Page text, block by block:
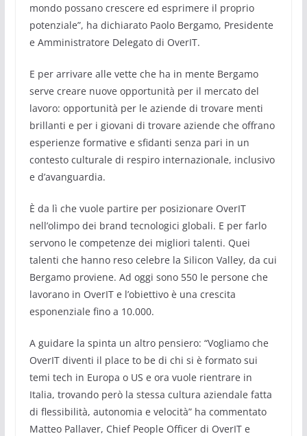
mondo possano crescere ed esprimere il proprio
potenziale”, ha dichiarato Paolo Bergamo, Presidente
e Amministratore Delegato di OverIT.
E per arrivare alle vette che ha in mente Bergamo
serve creare nuove opportunità per il mercato del
lavoro: opportunità per le aziende di trovare menti
brillanti e per i giovani di trovare aziende che offrano
esperienze formative e sfidanti senza pari in un
contesto culturale di respiro internazionale, inclusivo
e d’avanguardia.
È da lì che vuole partire per posizionare OverIT
nell’olimpo dei brand tecnologici globali. E per farlo
servono le competenze dei migliori talenti. Quei
talenti che hanno reso celebre la Silicon Valley, da cui
Bergamo proviene. Ad oggi sono 550 le persone che
lavorano in OverIT e l’obiettivo è una crescita
esponenziale fino a 10.000.
A guidare la spinta un altro pensiero: “Vogliamo che
OverIT diventi il place to be di chi si è formato sui
temi tech in Europa o US e ora vuole rientrare in
Italia, trovando però la stessa cultura aziendale fatta
di flessibilità, autonomia e velocità” ha commentato
Matteo Pallaver, Chief People Officer di OverIT e